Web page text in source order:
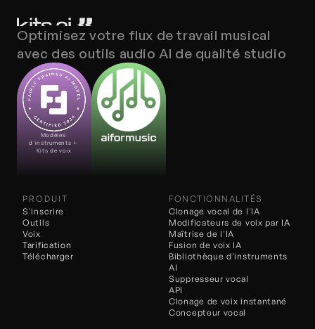
Optimisez votre flux de travail musical
avec des outils audio AI de qualité studio
Modèles
d'instruments +
Kits de voix
PRODUIT
S'inscrire
Outils
Voix
Tarification
Télécharger
FONCTIONNALITÉS
Clonage vocal de l'IA
Fusion de voix IA
Modificateurs de voix par IA
Maîtrise de l'IA
Bibliothèque d'instruments
AI
Suppresseur vocal
API
Clonage de voix instantané
Concepteur vocal